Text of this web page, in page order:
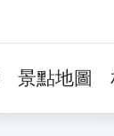
景點地圖